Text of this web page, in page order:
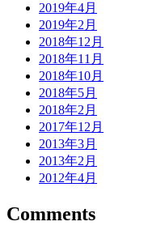
2019年4月
2019年2月
2018年12月
2018年11月
2018年10月
2018年5月
2018年2月
2017年12月
2013年3月
2013年2月
2012年4月
Comments